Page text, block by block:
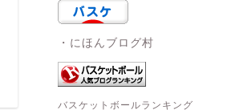
・にほんブログ村
バスケットボールランキング